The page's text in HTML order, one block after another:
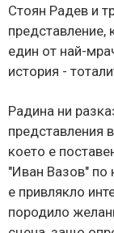
Стоян Радев и
представление,
един от най-
история -
Радина ни
представления
което е
"Иван Вазов" по
е привлякло
породило